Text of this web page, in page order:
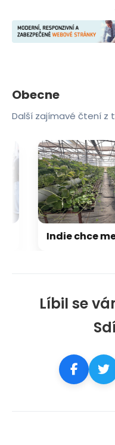
Líbil se
Obecne
Další zajímavé čtení z